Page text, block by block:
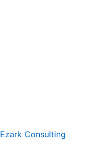
Ezark Consulting